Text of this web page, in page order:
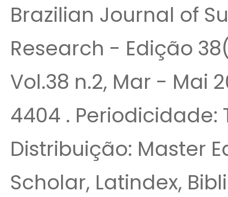
Brazilian Journal of
Research - Edição
Vol.38 n.2, Mar - Mai
4404 . Periodicidade:
Distribuição: Master
Scholar, Latindex,